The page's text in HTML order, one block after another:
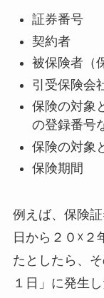
証券番号
契約者
被保険者（
引受保険会
保険の対象
の登録番号
保険の対象
保険期間
例えば、保険
日から２０☓２
たとしたら、
１日」に発生